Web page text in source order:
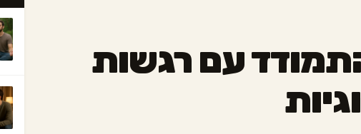
עם רגשות